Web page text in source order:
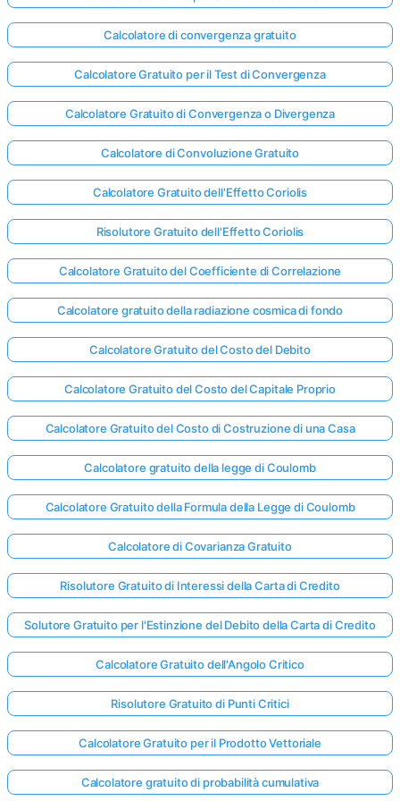
Calcolatore di convergenza gratuito
Calcolatore Gratuito per il Test di Convergenza
Calcolatore Gratuito di Convergenza o Divergenza
Calcolatore di Convoluzione Gratuito
Calcolatore Gratuito dell'Effetto Coriolis
Risolutore Gratuito dell'Effetto Coriolis
Calcolatore Gratuito del Coefficiente di Correlazione
Calcolatore gratuito della radiazione cosmica di fondo
Calcolatore Gratuito del Costo del Debito
Calcolatore Gratuito del Costo del Capitale Proprio
Calcolatore Gratuito del Costo di Costruzione di una Casa
Calcolatore gratuito della legge di Coulomb
Calcolatore Gratuito della Formula della Legge di Coulomb
Calcolatore di Covarianza Gratuito
Risolutore Gratuito di Interessi della Carta di Credito
Solutore Gratuito per l'Estinzione del Debito della Carta di Credito
Calcolatore Gratuito dell'Angolo Critico
Risolutore Gratuito di Punti Critici
Calcolatore Gratuito per il Prodotto Vettoriale
Calcolatore gratuito di probabilità cumulativa